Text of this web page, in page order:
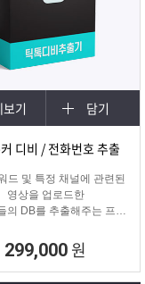
기 담기
디비 / 전화번호 추출
드 및 특정 채널에 관련된
영상을 업로드한
의 DB를 추출해주는 프로
299,000 원